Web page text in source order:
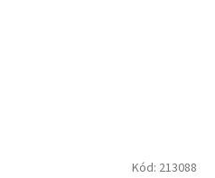
Kód: 213088